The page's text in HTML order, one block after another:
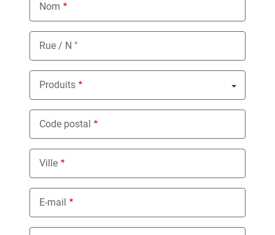
Nom
Rue / N °
Produits
Nothing selected
Code postal
Ville
E-mail